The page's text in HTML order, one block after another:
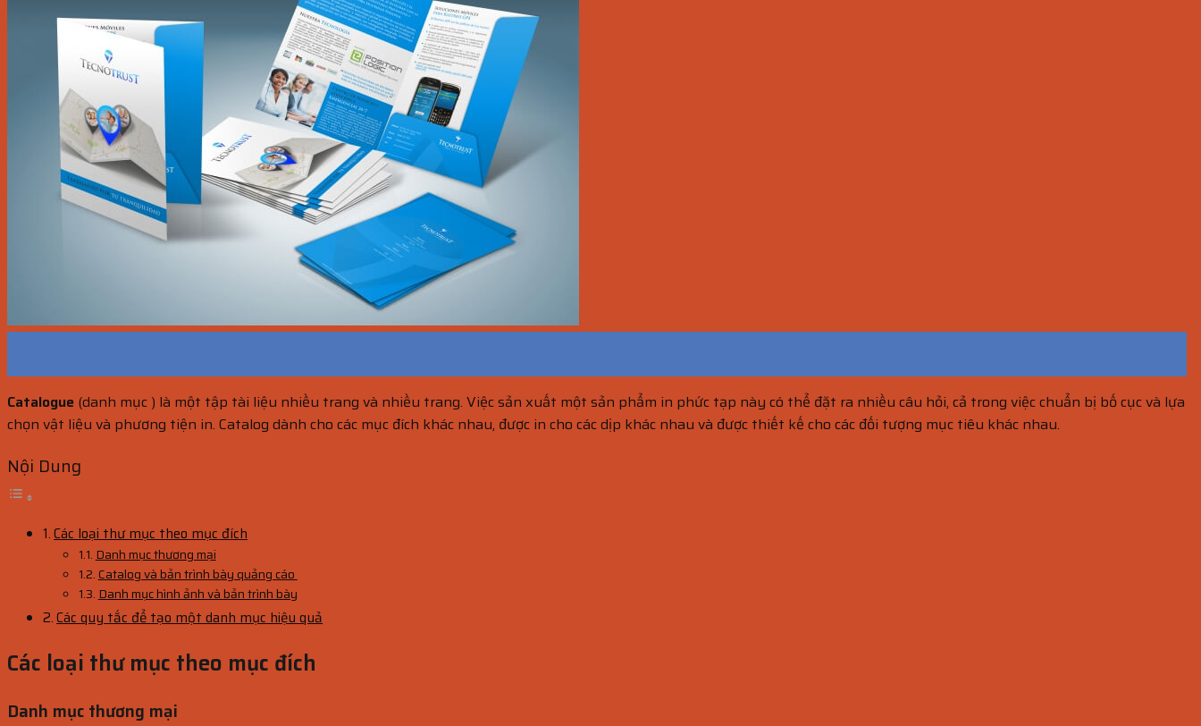
Catalogue (danh mục ) là một tập tài liệu nhiều trang và nhiều trang. Việc sản xuất một sản phẩm in phức tạp này có thể đặt ra nhiều câu hỏi, cả trong việc chuẩn bị bố cục và lựa
chọn vật liệu và phương tiện in. Catalog dành cho các mục đích khác nhau, được in cho các dịp khác nhau và được thiết kế cho các đối tượng mục tiêu khác nhau.
Nội Dung
Các loại thư mục theo mục đích
Danh mục thương mại
Catalog và bản trình bày quảng cáo
Danh mục hình ảnh và bản trình bày
Các quy tắc để tạo một danh mục hiệu quả
Các loại thư mục theo mục đích
Danh mục thương mại